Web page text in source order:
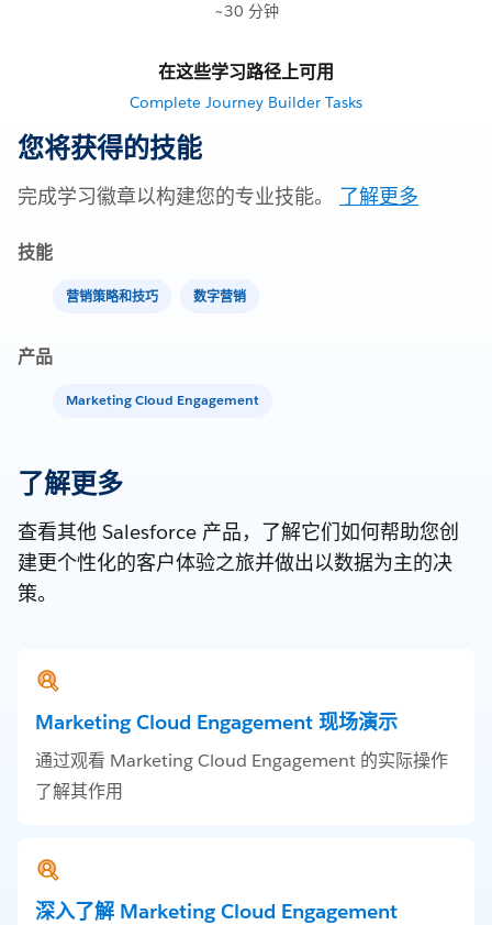
~30 分钟
在这些学习路径上可用
Complete Journey Builder Tasks
您将获得的技能
完成学习徽章以构建您的专业技能。 了解更多
技能
营销策略和技巧 数字营销
产品
Marketing Cloud Engagement
了解更多
查看其他 Salesforce 产品，了解它们如何帮助您创
建更个性化的客户体验之旅并做出以数据为主的决
策。
Marketing Cloud Engagement 现场演示
通过观看 Marketing Cloud Engagement 的实际操作
了解其作用
深入了解 Marketing Cloud Engagement